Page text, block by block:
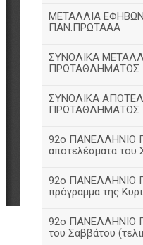
ΜΕΤΑΛΛΙΑ
ΠΑΝ.ΠΡΩΤΑΑΑ
ΣΥΝΟΛΙΚΑ
ΠΡΩΤΑΘΛΗΜΑΤΟΣ
ΣΥΝΟΛΙΚΑ
ΠΡΩΤΑΘΛΗΜΑΤΟΣ
92ο ΠΑΝΕΛΛΗΝΙΟ
αποτελέσματα του
92ο ΠΑΝΕΛΛΗΝΙΟ
πρόγραμμα της
92ο ΠΑΝΕΛΛΗΝΙΟ
του Σαββάτου